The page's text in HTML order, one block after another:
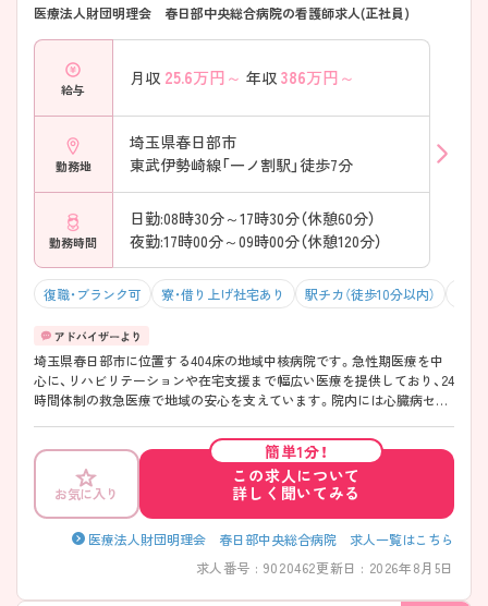
医療法人財団明理会 春日部中央総合病院の看護師求人(正社員)
給与
月収 25.6万円～ 年収 386万円～
勤務地
埼玉県春日部市
東武伊勢崎線「一ノ割駅」徒歩7分
勤務時間
日勤:08時30分～17時30分（休憩60分）
夜勤:17時00分～09時00分（休憩120分）
復職・ブランク可 寮・借り上げ社宅あり 駅チカ（徒歩10分以内）
埼玉県春日部市に位置する404床の地域中核病院です。急性期医療を中
心に、リハビリテーションや在宅支援まで幅広い医療を提供しており、24
時間体制の救急医療で地域の安心を支えています。院内には心臓病セン
領域で多くの症例に対応しています。救急対応やカテーテル治療など、
急性期ならではの経験を積める体制が整っています。教育面では、プリ
セプター制度・院内外研修・資格取得支援などを用意し、キャリアアップ
を継続的に支援しています♪ また、24時間託児所完備をはじめ、大手IMS
グループならではの多様な福利厚生が整っており、ライフステージが変
わっても働き続けやすい職場です。 年齢・性別を問わず活躍が見込めま
得実績も多数。多様な働き方を応援する風土があります。 ご興味ある方
には、面接対策ポイントなど、さらに詳細をお話しいたしますのでお気軽
お気に入り
簡単1分！
この求人について
詳しく聞いてみる
医療法人財団明理会 春日部中央総合病院 求人一覧はこちら
求人番号 : 9020462更新日 : 2026年8月5日